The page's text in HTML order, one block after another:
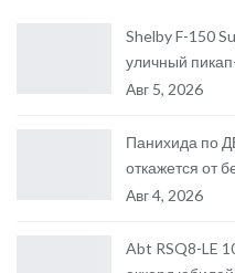
Shelby F-150
уличный
Авг 5, 2026
Панихида по
откажется от
Авг 4, 2026
Abt RSQ8-LE